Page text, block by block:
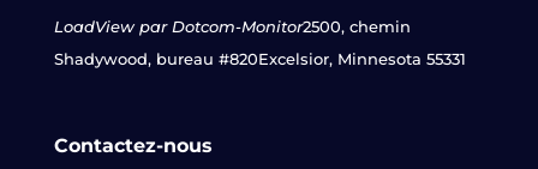
LoadView par Dotcom-Monitor2500, chemin
Shadywood, bureau #820Excelsior, Minnesota 55331
Contactez-nous